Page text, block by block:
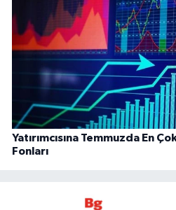
Yatırımcısına Temmuzda En
Fonları